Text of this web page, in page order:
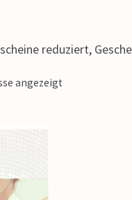
reduziert,
angezeigt